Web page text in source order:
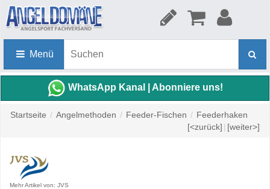
Menü
WhatsApp Kanal | Abonniere uns!
Startseite / Angelmethoden / Feeder-Fischen / Feederhaken
[<zurück] | [weiter>]
Mehr Artikel von: JVS